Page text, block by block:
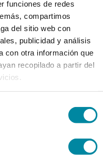
funciones de redes
compartimos
del sitio web con
publicidad y análisis
con otra información que
recopilado a partir del